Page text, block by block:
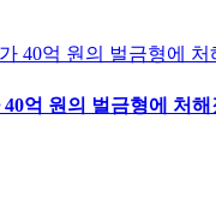
억 원의 벌금형에 처